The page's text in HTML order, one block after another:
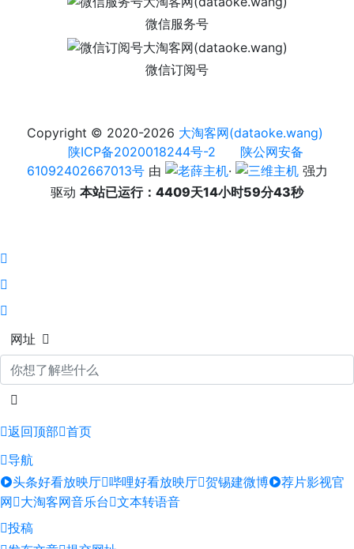
微信服务号
微信订阅号
Copyright © 2020-2026 大淘客网(dataoke.wang)
陕ICP备2020018244号-2
陕公网安备
61092402667013号由 ·
强力
驱动 本站已运行：4409天14小时59分43秒
网址
返回顶部 首页
导航
头条好看放映厅 哔哩好看放映厅 贺锡建微博
荐片影视官
网 大淘客网音乐台 文本转语音
投稿